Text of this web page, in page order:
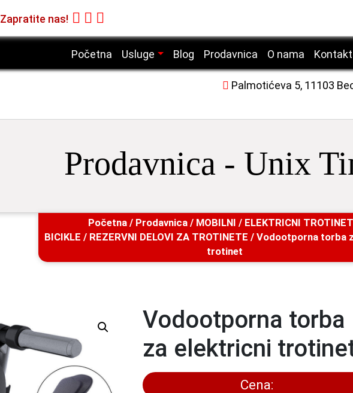
Zapratite nas!
Početna Usluge
Servis mobilnih telefona
Servis desktop računara
Servis laserskih štampača
Blog Prodavnica O nama Kontakt
Palmotićeva 5, 11103
Prodavnica - Unix
Početna/ Prodavnica/ MOBILNI / ELEKTRICNI TROTINETI
BICIKLE / REZERVNI DELOVI ZA TROTINETE / Vodootporna torba
trotinet
Vodootporna torba
za elektricni
Cena: